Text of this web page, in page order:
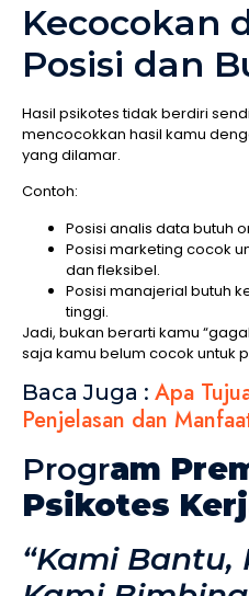
Kecocokan
Posisi dan
Hasil psikotes tidak berdiri
mencocokkan hasil kamu
yang dilamar.
Contoh:
Posisi analis data butuh
Posisi marketing cocok
dan fleksibel.
Posisi manajerial butuh
tinggi.
Jadi, bukan berarti kamu
saja kamu belum cocok untuk
Baca Juga : Apa
Penjelasan dan
Program
Psikotes
“Kami Bantu,